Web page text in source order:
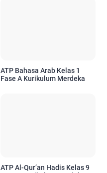
ATP Bahasa Arab Kelas 1
Fase A Kurikulum Merdeka
ATP Al-Qur’an Hadis Kelas 9